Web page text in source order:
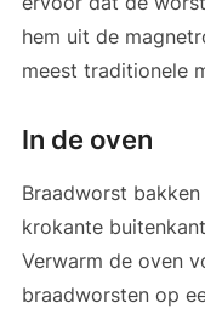
hem uit de
meest traditionele
In de oven
Braadworst
krokante
Verwarm de oven
braadworsten op